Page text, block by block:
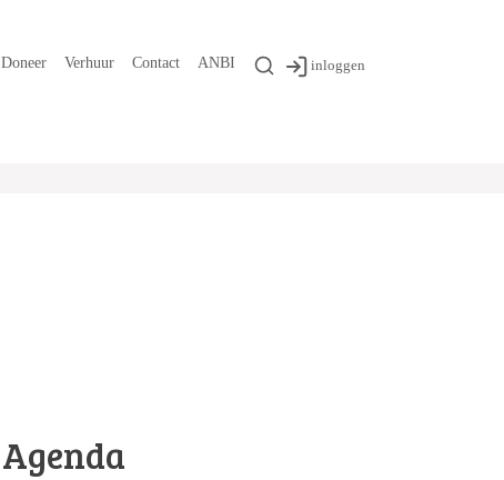
Doneer Verhuur Contact ANBI inloggen
Agenda